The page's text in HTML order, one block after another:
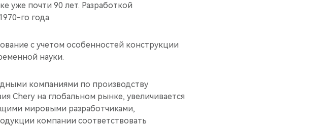
уже почти 90 лет. Разработкой
го года.
с учетом особенностей конструкции
науки.
компаниями по производству
Chery на глобальном рынке, увеличивается
мировыми разработчиками,
компании соответствовать